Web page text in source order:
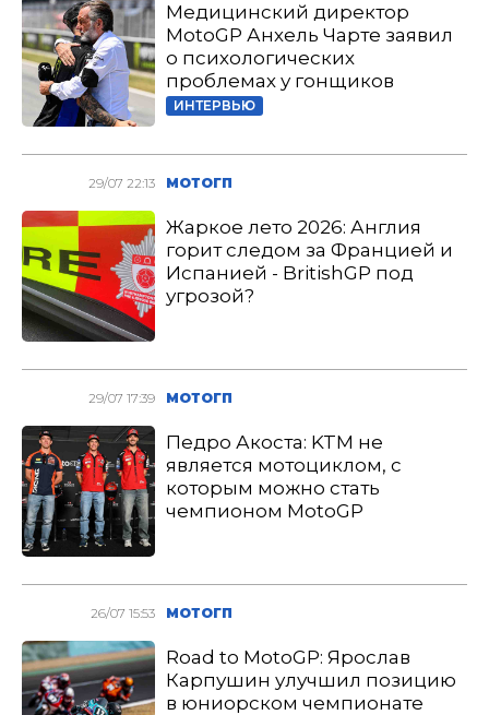
Медицинский директор
MotoGP Анхель Чарте заявил
о психологических
проблемах у гонщиков
ИНТЕРВЬЮ
29/07 22:13 МОТОГП
Жаркое лето 2026: Англия
горит следом за Францией и
Испанией - BritishGP под
угрозой?
29/07 17:39 МОТОГП
Педро Акоста: KTM не
является мотоциклом, с
которым можно стать
чемпионом MotoGP
26/07 15:53 МОТОГП
Road to MotoGP: Ярослав
Карпушин улучшил позицию
в юниорском чемпионате